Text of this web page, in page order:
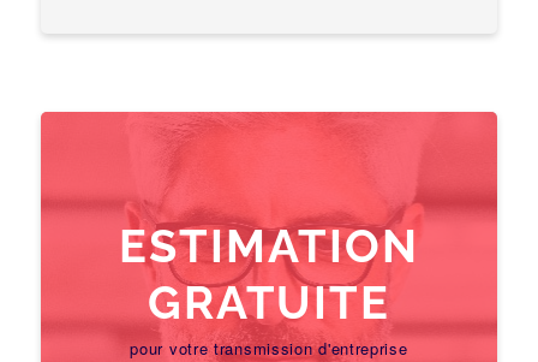
ESTIMATION
GRATUITE
pour votre transmission d'entreprise